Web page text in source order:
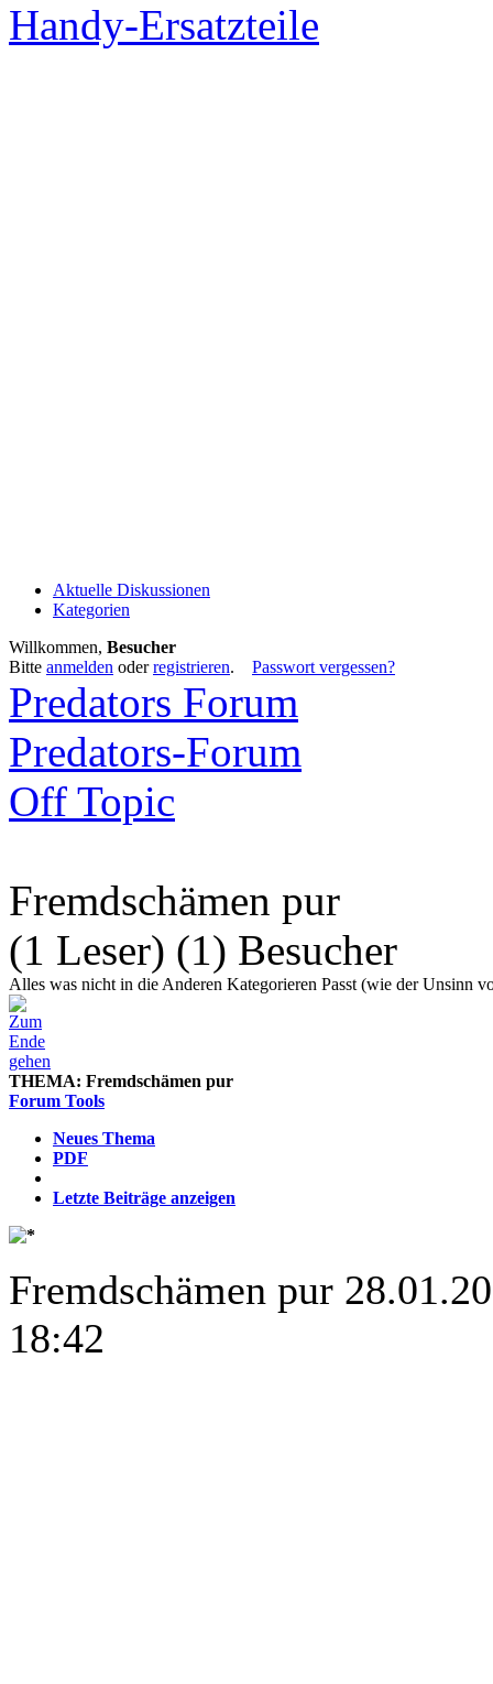
Handy-Ersatzteile
Aktuelle Diskussionen
Kategorien
Willkommen, Besucher
Bitte anmelden oderregistrieren. Passwort vergessen?
Predators Forum
Predators-Forum
Off Topic
Fremdschämen pur
(1 Leser) (1) Besucher
Alles was nicht in die Anderen Kategorieren Passt (wie der Unsinn
THEMA: Fremdschämen pur
Forum Tools
Neues Thema
PDF
Letzte Beiträge anzeigen
Fremdschämen pur
18:42